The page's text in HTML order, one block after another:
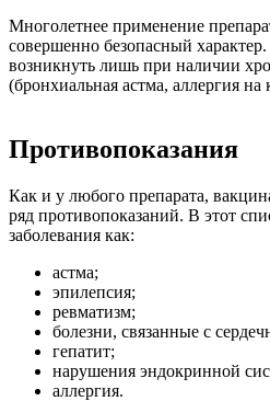
Многолетнее применение
совершенно безопасный
возникнуть лишь при наличии
(бронхиальная астма, аллергия
Противопоказания
Как и у любого препарата,
ряд противопоказаний. В этот
заболевания как:
астма;
эпилепсия;
ревматизм;
болезни, связанные с
гепатит;
нарушения эндокринной
аллергия.